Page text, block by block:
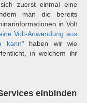
zuerst einmal eine
man die bereits
in Volt
Volt-Anwendung aus
kann“ haben wir wie
in welchem ihr
einbinden